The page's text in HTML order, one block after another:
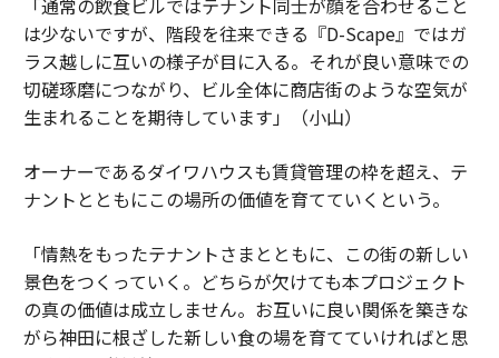
は少ないですが、階段を往来できる『D-Scape』ではガ
ラス越しに互いの様子が目に入る。それが良い意味での
切磋琢磨につながり、ビル全体に商店街のような空気が
生まれることを期待しています」（小山）
オーナーであるダイワハウスも賃貸管理の枠を超え、テ
ナントとともにこの場所の価値を育てていくという。
「情熱をもったテナントさまとともに、この街の新しい
景色をつくっていく。どちらが欠けても本プロジェクト
の真の価値は成立しません。お互いに良い関係を築きな
がら神田に根ざした新しい食の場を育てていければと思